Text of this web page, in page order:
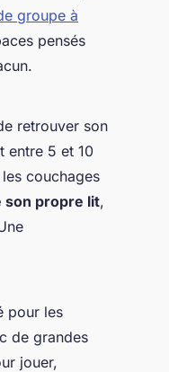
groupe à
pensés
retrouver son
entre 5 et 10
couchages
son propre lit,
pour les
de grandes
jouer,